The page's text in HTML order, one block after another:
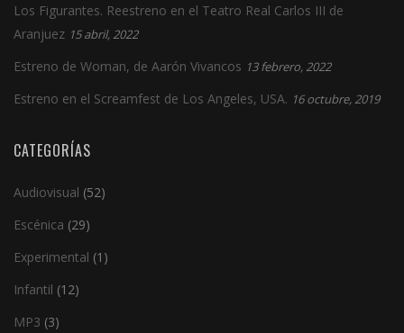
Los Figurantes. Reestreno en el Teatro Real Carlos III de
Aranjuez 15 abril, 2022
Estreno de Woman, de Aarón Vivancos 13 febrero, 2022
Estreno en el Screamfest de Los Angeles, USA. 16 octubre, 2019
CATEGORÍAS
Audiovisual (52)
Escénica (29)
Experimental (1)
Infantil (12)
MP3 (3)